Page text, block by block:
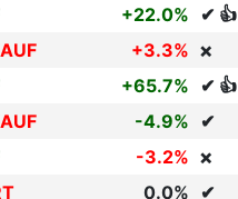
+22.0% ✔ 👍
+3.3% ❌
+65.7% ✔ 👍
-4.9% ✔
-3.2% ❌
0.0% ✔